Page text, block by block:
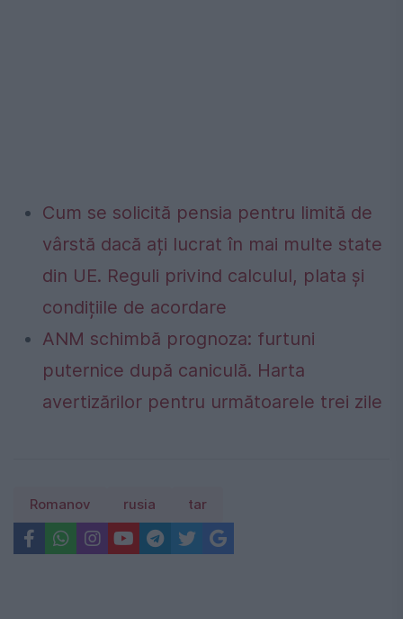
Cum se solicită pensia pentru limită de
vârstă dacă ați lucrat în mai multe state
din UE. Reguli privind calculul, plata și
condițiile de acordare
ANM schimbă prognoza: furtuni
puternice după caniculă. Harta
avertizărilor pentru următoarele trei zile
Romanov rusia tar